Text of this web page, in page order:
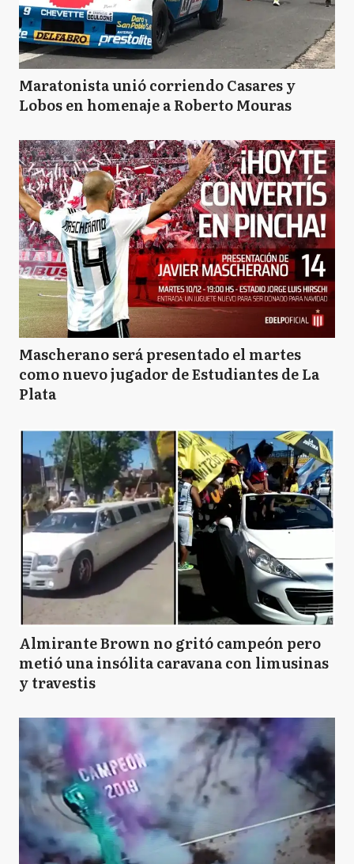
Maratonista unió corriendo Casares y
Lobos en homenaje a Roberto Mouras
Mascherano será presentado el martes
como nuevo jugador de Estudiantes de La
Plata
Almirante Brown no gritó campeón pero
metió una insólita caravana con limusinas
y travestis